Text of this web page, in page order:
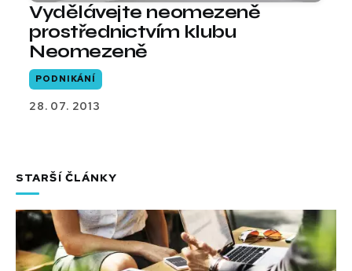
Vydělávejte neomezeně
prostřednictvím klubu
Neomezeně
PODNIKÁNÍ
28. 07. 2013
STARŠÍ ČLÁNKY